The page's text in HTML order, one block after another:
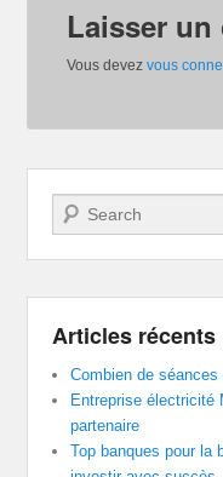
Laisser un
Vous devezvous
Recherche
Articles récents
Combien de
Entreprise électricité
partenaire
Top banques pour la